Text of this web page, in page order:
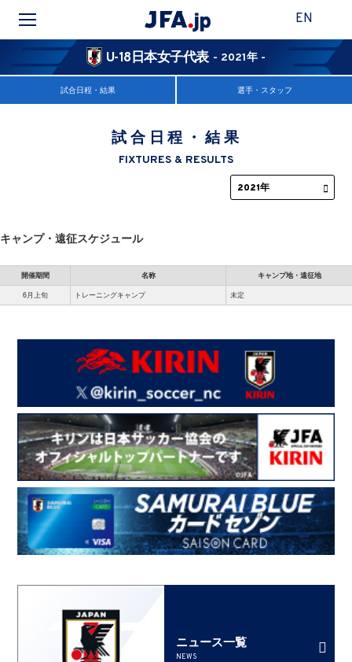
EN
U-18日本女子代表 - 2021年 -
試合日程・結果 選手・スタッフ
試合日程・結果
FIXTURES & RESULTS
キャンプ・遠征スケジュール
開催期間 名称
キャンプ地・遠征地
6月上旬
トレーニングキャンプ 未定
ニュース一覧
NEWS